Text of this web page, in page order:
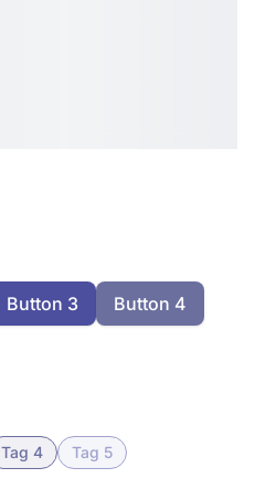
Button 3
Button 4
Tag 4 Tag 5